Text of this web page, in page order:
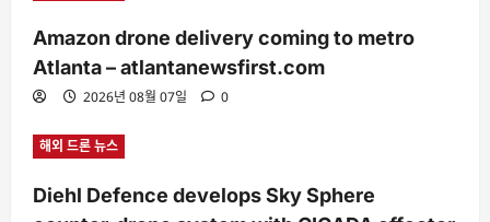
Amazon drone delivery coming to metro
Atlanta – atlantanewsfirst.com
2026년 08월 07일 0
해외 드론 뉴스
Diehl Defence develops Sky Sphere